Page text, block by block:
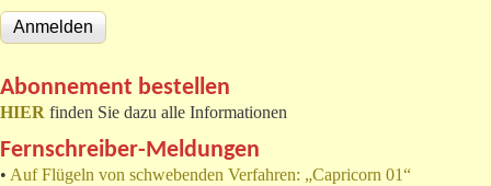
Abonnement bestellen
HIER finden Sie dazu alle Informationen
Fernschreiber-Meldungen
• Auf Flügeln von schwebenden Verfahren: „Capricorn 01“